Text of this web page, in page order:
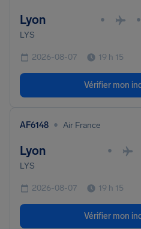
Lyon • •
LYS
2026-08-07 19 h 15
Vérifier mon
AF6148 • Air France
Lyon •
LYS
2026-08-07 19 h 15
Vérifier mon